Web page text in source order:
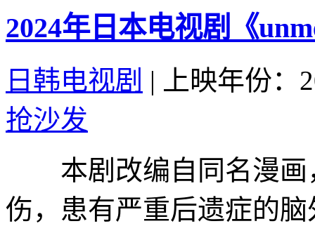
2024年日本电视剧《
日韩电视剧 |
上映年份：
抢沙发
本剧改编自同名漫画
伤，患有严重后遗症的